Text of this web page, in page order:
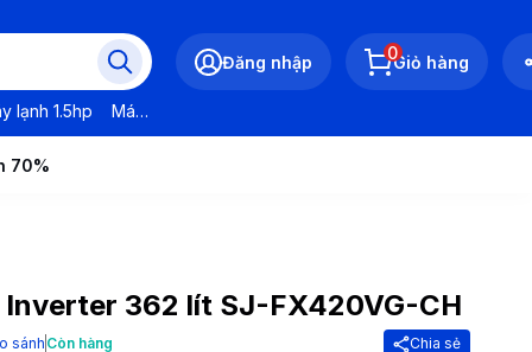
lạnh 1.5hp Máy lạnh LG
Đăng nhập 0Giỏ hàng
70%
Inverter 362 lít SJ-FX420VG-CH
sánh Còn hàng Chia sẻ